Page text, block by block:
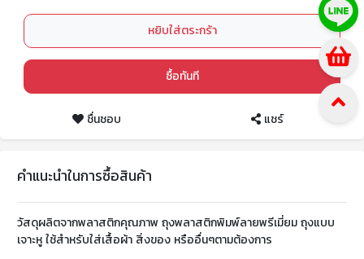
หยิบใส่ตระกร้า
ซื้อทันที
ชื่นชอบ แชร์
คำแนะนำในการซื้อสินค้า
วัสดุผลิตจากพลาสติกคุณภาพ ถุงพลาสติกพิมพ์ลายพรีเมี่ยม ถุงแบบ
เจาะหู ใช้สำหรับใส่เสื้อผ้า สิ่งของ หรืออื่นๆตามต้องการ